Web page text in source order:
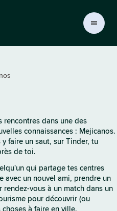
dans une des
connaissances : Mejicanos.
faire un saut, sur Tinder, tu
de toi.
qui partage tes centres
un nouvel ami, prendre un
vous à un match dans un
pour découvrir (ou
à faire en ville.